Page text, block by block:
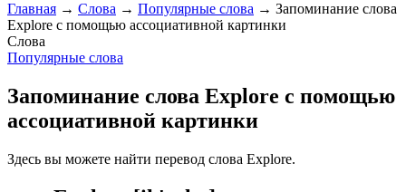
Главная → Слова → Популярные слова → Запоминание слова
Explore с помощью ассоциативной картинки
Слова
Популярные слова
Запоминание слова Explore с помощью
ассоциативной картинки
Здесь вы можете найти перевод слова Explore.